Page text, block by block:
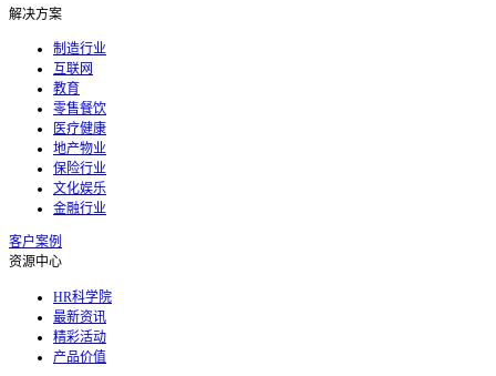
解决方案
制造行业
互联网
教育
零售餐饮
医疗健康
地产物业
保险行业
文化娱乐
金融行业
客户案例
资源中心
HR科学院
最新资讯
精彩活动
产品价值